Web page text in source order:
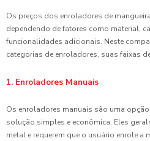
Os preços dos enroladores de
dependendo de fatores como material,
funcionalidades adicionais. Neste
categorias de enroladores, suas faixas
1. Enroladores Manuais
Os enroladores manuais são uma
solução simples e econômica. Eles
metal e requerem que o usuário enrole a